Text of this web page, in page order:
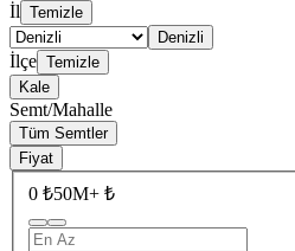
İl Temizle
Denizli
İlçe Temizle
Kale
Semt/Mahalle
Tüm Semtler
Fiyat
0 ₺50M+ ₺